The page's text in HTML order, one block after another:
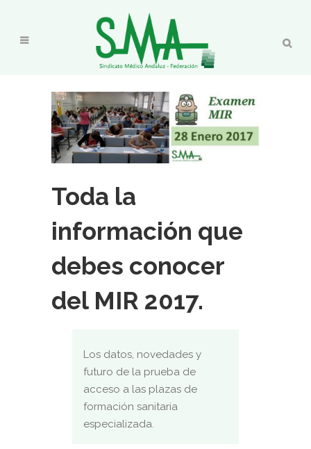
Toda la
información que
debes conocer
del MIR 2017.
Los datos, novedades y
futuro de la prueba de
acceso a las plazas de
formación sanitaria
especializada.